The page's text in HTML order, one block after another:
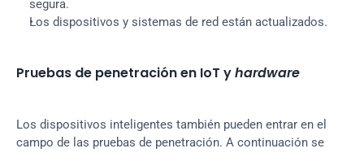
segura.
Los dispositivos y sistemas de red están actualizados.
Pruebas de penetración en IoT y hardware
Los dispositivos inteligentes también pueden entrar en el
campo de las pruebas de penetración. A continuación se